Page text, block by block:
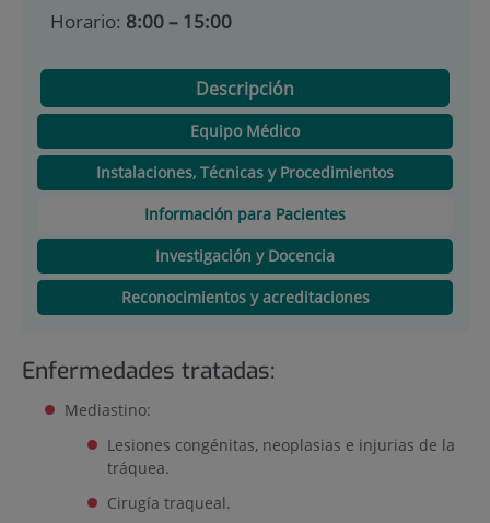
Horario: 8:00 – 15:00
Descripción
Equipo Médico
Instalaciones, Técnicas y Procedimientos
Información para Pacientes
Investigación y Docencia
Reconocimientos y acreditaciones
Enfermedades tratadas:
Mediastino:
Lesiones congénitas, neoplasias e injurias de la
tráquea.
Cirugía traqueal.